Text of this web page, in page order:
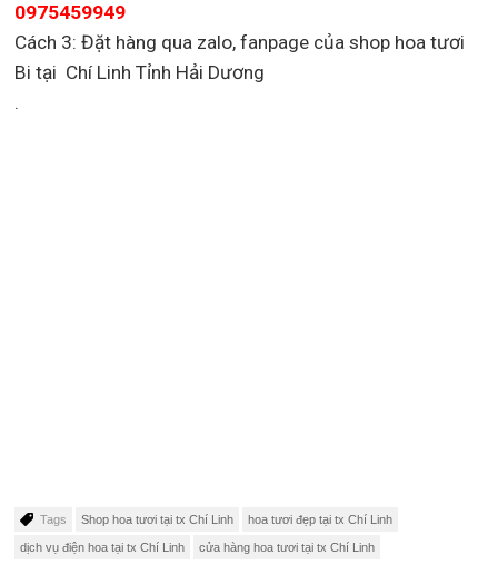
0975459949
Cách 3: Đặt hàng qua zalo, fanpage của shop hoa tươi
Bi tại Chí Linh Tỉnh Hải Dương
.
Tags Shop hoa tươi tại tx Chí Linh hoa tươi đẹp tại tx Chí Linh
dịch vụ điện hoa tại tx Chí Linh cửa hàng hoa tươi tại tx Chí Linh